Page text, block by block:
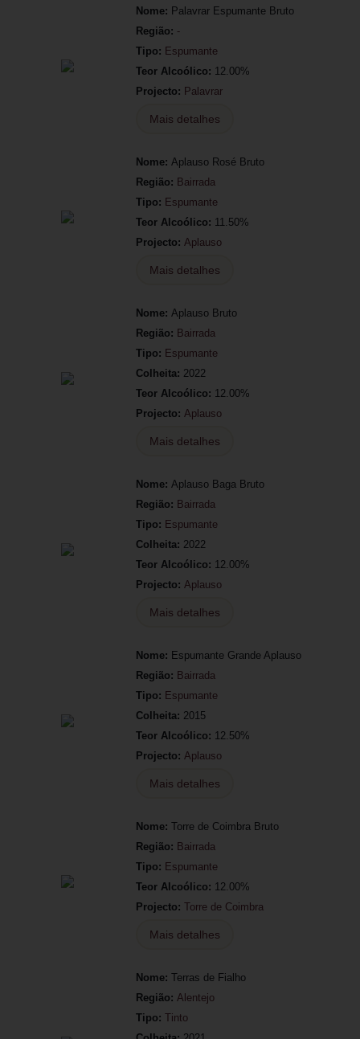
Nome: Palavrar Espumante Bruto
Região: -
Tipo: Espumante
Teor Alcoólico: 12.00%
Projecto: Palavrar
Mais detalhes
Nome: Aplauso Rosé Bruto
Região: Bairrada
Tipo: Espumante
Teor Alcoólico: 11.50%
Projecto: Aplauso
Mais detalhes
Nome: Aplauso Bruto
Região: Bairrada
Tipo: Espumante
Colheita: 2022
Teor Alcoólico: 12.00%
Projecto: Aplauso
Mais detalhes
Nome: Aplauso Baga Bruto
Região: Bairrada
Tipo: Espumante
Colheita: 2022
Teor Alcoólico: 12.00%
Projecto: Aplauso
Mais detalhes
Nome: Espumante Grande Aplauso
Região: Bairrada
Tipo: Espumante
Colheita: 2015
Teor Alcoólico: 12.50%
Projecto: Aplauso
Mais detalhes
Nome: Torre de Coimbra Bruto
Região: Bairrada
Tipo: Espumante
Teor Alcoólico: 12.00%
Projecto: Torre de Coimbra
Mais detalhes
Nome: Terras de Fialho
Região: Alentejo
Tipo: Tinto